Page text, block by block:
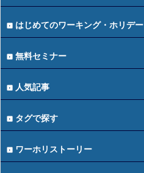
はじめてのワーキング・ホリデー
無料セミナー
人気記事
タグで探す
ワーホリストーリー